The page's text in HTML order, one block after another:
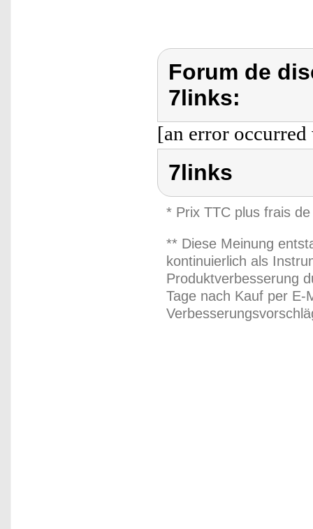
Forum de
7links:
[an error
7links
* Prix TTC plus frais
** Diese Meinung
kontinuierlich als
Produktverbesserung
Tage nach Kauf per E-